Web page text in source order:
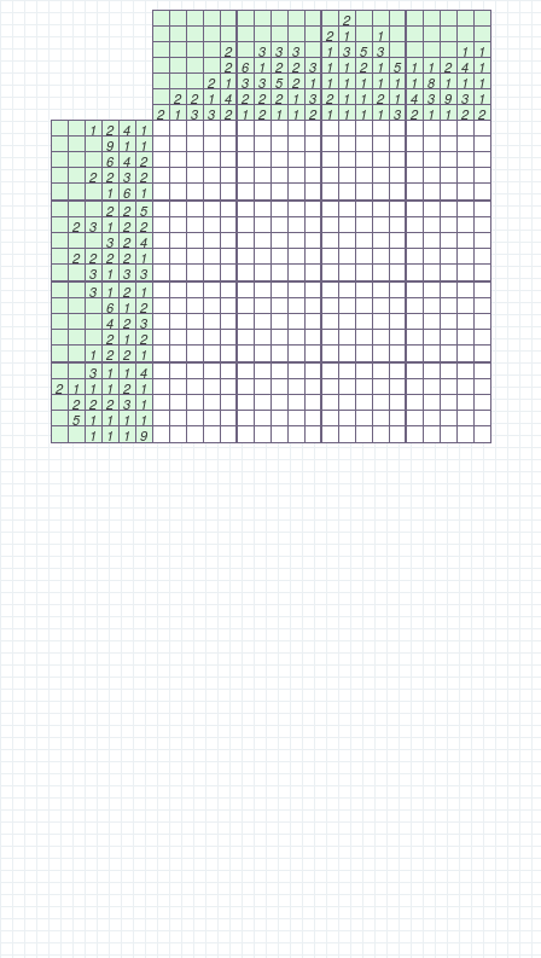
2
2
1
1
2
3 3 3 1 3 5 3 1
1
2 6 1 2 2 3 1 1 2 1 5 1 1 2 4
1
2
1 3 3 5 2 1 1 1 1 1 1 1 8 1 1
1
2 2 1 4 2 2 2 1 3 2 1 1 2 1 4 3 9 3
1
2
1 3 3 2 1 2 1 1 2 1 1 1 1 3 2 1 1 2 2
1 2 4
1
9
1
1
6 4 2
2 2 3 2
1 6
1
2 2 5
2 3 1 2 2
3 2 4
2 2 2 2
1
3
1 3 3
3
1 2
1
6
1 2
4 2 3
2
1 2
1 2 2
1
3
1 1 4
2
1 1 1 2
1
2 2 2 3
1
5
1 1 1
1
1
1 1 9